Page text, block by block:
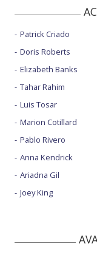
Patrick Criado
Doris Roberts
Elizabeth Banks
Tahar Rahim
Luis Tosar
Marion Cotillard
Pablo Rivero
Anna Kendrick
Ariadna Gil
Joey King